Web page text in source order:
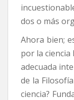
dos o más
Ahora bien;
por la
adecuada
de la
ciencia?